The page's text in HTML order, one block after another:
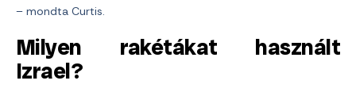
– mondta Curtis.
Milyen rakétákat használt
Izrael?